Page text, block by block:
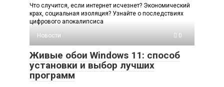
Что случится, если интернет исчезнет? Экономический
крах, социальная изоляция? Узнайте о последствиях
цифрового апокалипсиса
Новости
0
Живые обои Windows 11: способ
установки и выбор лучших
программ